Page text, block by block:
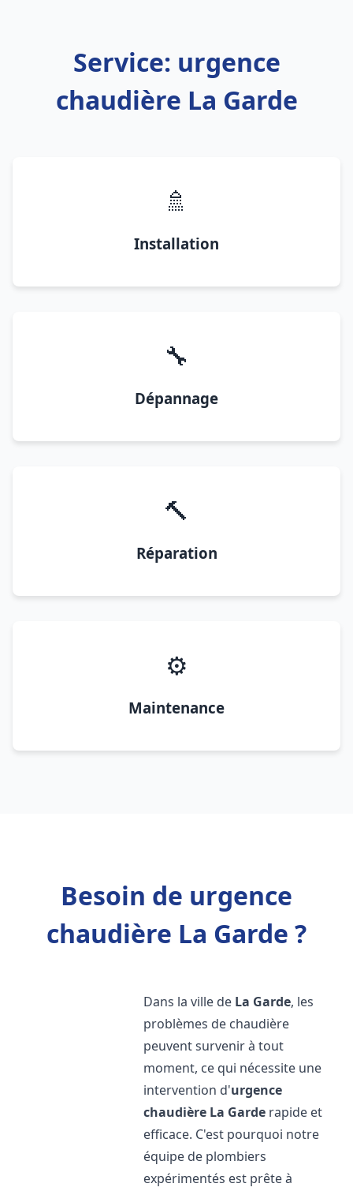
Service: urgence
chaudière La Garde
🚿
Installation
🔧
Dépannage
🔨
Réparation
⚙️
Maintenance
Besoin de urgence
chaudière La Garde ?
Dans la ville de La Garde, les
problèmes de chaudière
peuvent survenir à tout
moment, ce qui nécessite une
intervention d'urgence
chaudière La Garde rapide et
efficace. C'est pourquoi notre
équipe de plombiers
expérimentés est prête à